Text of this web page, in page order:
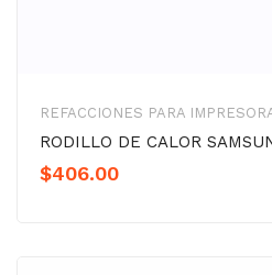
REFACCIONES PARA
RODILLO DE CALOR
$406.00